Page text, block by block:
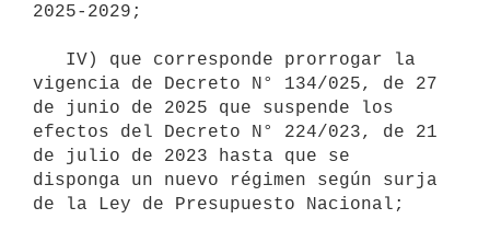
2025-2029;
vigencia de Decreto N° 134/025, de 27
de junio de 2025 que suspende los
efectos del Decreto N° 224/023, de 21
de julio de 2023 hasta que se
disponga un nuevo régimen según surja
de la Ley de Presupuesto Nacional;